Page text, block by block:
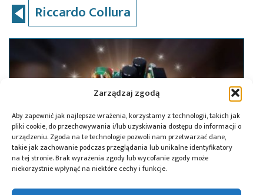
Zarządzaj zgodą
Aby zapewnić jak najlepsze wrażenia, korzystamy z technologii, takich jak
pliki cookie, do przechowywania i/lub uzyskiwania dostępu do informacji o
urządzeniu. Zgoda na te technologie pozwoli nam przetwarzać dane,
takie jak zachowanie podczas przeglądania lub unikalne identyfikatory
na tej stronie. Brak wyrażenia zgody lub wycofanie zgody może
niekorzystnie wpłynąć na niektóre cechy i funkcje.
Riccardo Collura